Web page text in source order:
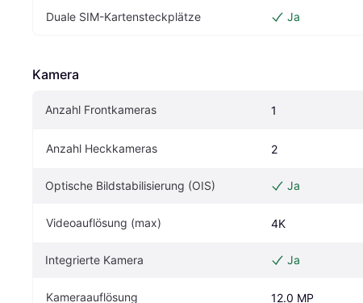
Duale SIM-Kartensteckplätze Ja
Kamera
Anzahl Frontkameras 1
Anzahl Heckkameras 2
Optische Bildstabilisierung (OIS) Ja
Videoauflösung (max) 4K
Integrierte Kamera Ja
Kameraauflösung 12.0 MP